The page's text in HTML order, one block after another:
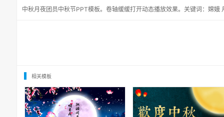
中秋月夜团员中秋节PPT模板。卷轴缓缓打开动态播放效果。关键词：嫦娥
相关模板